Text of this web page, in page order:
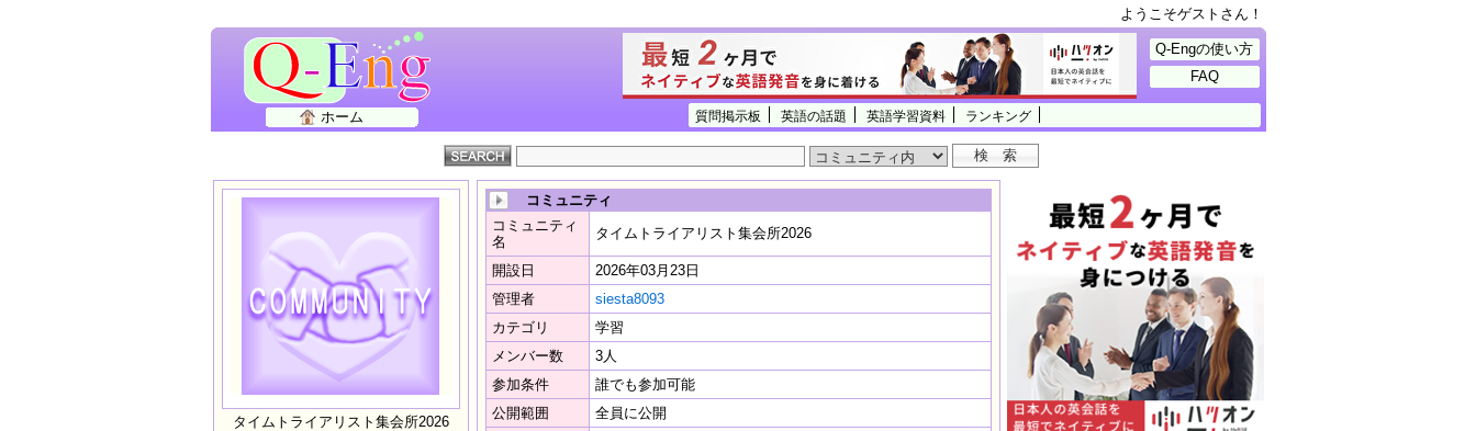
ようこそゲストさん！
質問掲示板 英語の話題 英語学習資料 ランキング
ホーム
Q-Engの使い方
FAQ
タイムトライアリスト集会所2026
コミュニティ
コミュニティ
名
タイムトライアリスト集会所2026
開設日
2026年03月23日
管理者
siesta8093
カテゴリ
学習
メンバー数
3人
参加条件
誰でも参加可能
公開範囲
全員に公開